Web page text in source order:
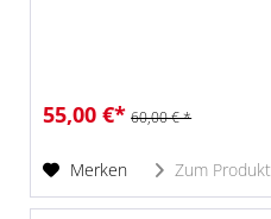
55,00 €* 60,00 € *
Merken Zum Produkt